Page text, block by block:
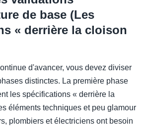
de base (Les
« derrière la cloison
d'avancer, vous devez diviser
distinctes. La première phase
les spécifications « derrière la
éléments techniques et peu glamour
plombiers et électriciens ont besoin